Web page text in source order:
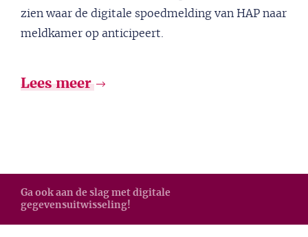
zien waar de digitale spoedmelding van HAP naar
meldkamer op anticipeert.
Lees meer
Ga ook aan de slag met digitale
gegevensuitwisseling!